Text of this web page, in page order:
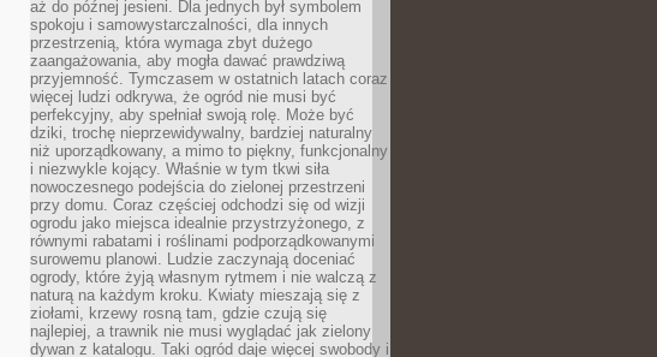
aż do późnej jesieni. Dla jednych był symbolem
spokoju i samowystarczalności, dla innych
przestrzenią, która wymaga zbyt dużego
zaangażowania, aby mogła dawać prawdziwą
przyjemność. Tymczasem w ostatnich latach coraz
więcej ludzi odkrywa, że ogród nie musi być
perfekcyjny, aby spełniał swoją rolę. Może być
dziki, trochę nieprzewidywalny, bardziej naturalny
niż uporządkowany, a mimo to piękny, funkcjonalny
i niezwykle kojący. Właśnie w tym tkwi siła
nowoczesnego podejścia do zielonej przestrzeni
przy domu. Coraz częściej odchodzi się od wizji
ogrodu jako miejsca idealnie przystrzyżonego, z
równymi rabatami i roślinami podporządkowanymi
surowemu planowi. Ludzie zaczynają doceniać
ogrody, które żyją własnym rytmem i nie walczą z
naturą na każdym kroku. Kwiaty mieszają się z
ziołami, krzewy rosną tam, gdzie czują się
najlepiej, a trawnik nie musi wyglądać jak zielony
dywan z katalogu. Taki ogród daje więcej swobody i